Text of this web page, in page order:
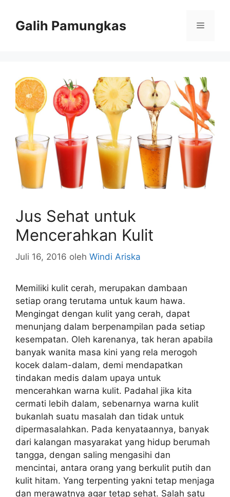
Galih Pamungkas Menu
Jus Sehat untuk
Mencerahkan Kulit
Juli 16, 2016 oleh Windi Ariska
Memiliki kulit cerah, merupakan dambaan
setiap orang terutama untuk kaum hawa.
Mengingat dengan kulit yang cerah, dapat
menunjang dalam berpenampilan pada setiap
kesempatan. Oleh karenanya, tak heran apabila
banyak wanita masa kini yang rela merogoh
kocek dalam-dalam, demi mendapatkan
tindakan medis dalam upaya untuk
mencerahkan warna kulit. Padahal jika kita
cermati lebih dalam, sebenarnya warna kulit
bukanlah suatu masalah dan tidak untuk
dipermasalahkan. Pada kenyataannya, banyak
dari kalangan masyarakat yang hidup berumah
tangga, dengan saling mengasihi dan
mencintai, antara orang yang berkulit putih dan
kulit hitam. Yang terpenting yakni tetap menjaga
dan merawatnya agar tetap sehat. Salah satu